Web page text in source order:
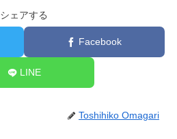
シェアする
Facebook
LINE
Toshihiko Omagari